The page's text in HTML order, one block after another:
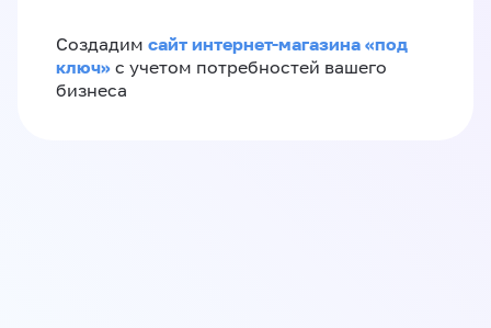
Создадим сайт интернет-магазина «под
ключ» с учетом потребностей вашего
бизнеса